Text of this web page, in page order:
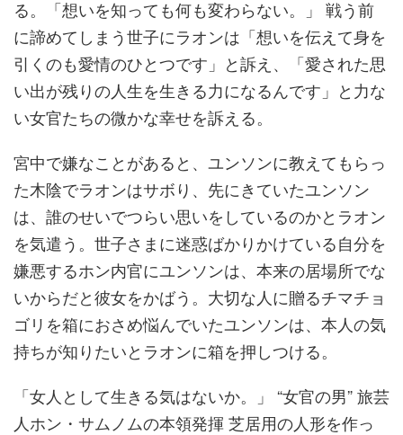
る。「想いを知っても何も変わらない。」 戦う前
に諦めてしまう世子にラオンは「想いを伝えて身を
引くのも愛情のひとつです」と訴え、「愛された思
い出が残りの人生を生きる力になるんです」と力な
い女官たちの微かな幸せを訴える。
宮中で嫌なことがあると、ユンソンに教えてもらっ
た木陰でラオンはサボり、先にきていたユンソン
は、誰のせいでつらい思いをしているのかとラオン
を気遣う。世子さまに迷惑ばかりかけている自分を
嫌悪するホン内官にユンソンは、本来の居場所でな
いからだと彼女をかばう。大切な人に贈るチマチョ
ゴリを箱におさめ悩んでいたユンソンは、本人の気
持ちが知りたいとラオンに箱を押しつける。
「女人として生きる気はないか。」 “女官の男” 旅芸
人ホン・サムノムの本領発揮 芝居用の人形を作っ